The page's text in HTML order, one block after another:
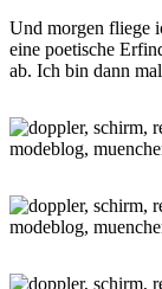
Und morgen fliege
eine poetische
ab. Ich bin dann